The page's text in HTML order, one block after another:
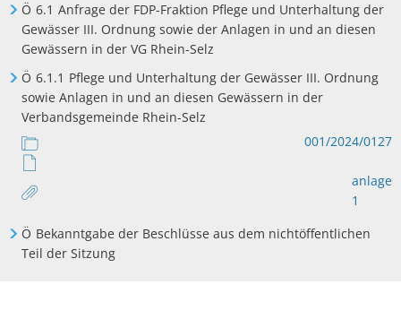
Ö 6.1 Anfrage der FDP-Fraktion Pflege und Unterhaltung der
Gewässer III. Ordnung sowie der Anlagen in und an diesen
Gewässern in der VG Rhein-Selz
Ö 6.1.1 Pflege und Unterhaltung der Gewässer III. Ordnung
sowie Anlagen in und an diesen Gewässern in der
Verbandsgemeinde Rhein-Selz
001/2024/0127
anlage
1
Ö Bekanntgabe der Beschlüsse aus dem nichtöffentlichen
Teil der Sitzung